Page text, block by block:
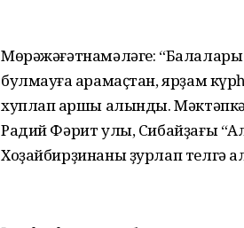
Мөрәжәғәтнамәләге: “Балалары
булмауға ҡарамаҫтан, ярҙам
хуплап ҡаршы алынды.
Радий Фәрит улы, Сибайҙағы
Хоҙайбирҙинаны ҙурлап телгә